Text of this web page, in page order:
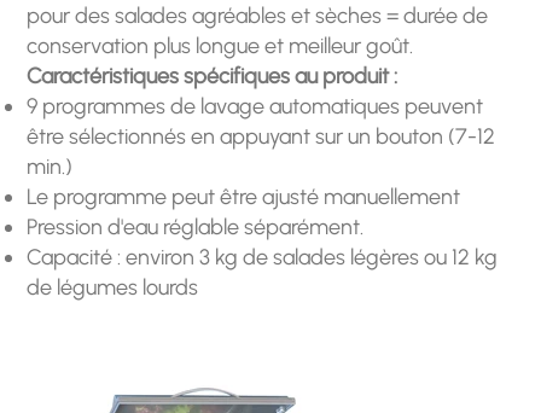
pour des salades agréables et sèches = durée de
conservation plus longue et meilleur goût.
Caractéristiques spécifiques au produit :
9 programmes de lavage automatiques peuvent
être sélectionnés en appuyant sur un bouton (7-12
min.)
Le programme peut être ajusté manuellement
Pression d'eau réglable séparément.
Capacité : environ 3 kg de salades légères ou 12 kg
de légumes lourds